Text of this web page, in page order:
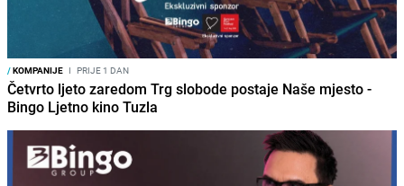
/KOMPANIJE I PRIJE 1 DAN
Četvrto ljeto zaredom Trg slobode postaje Naše mjesto -
Bingo Ljetno kino Tuzla